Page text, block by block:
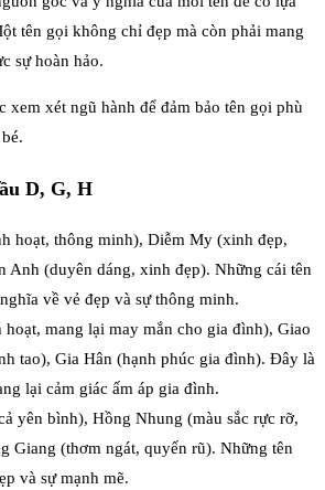
tên gọi không chỉ đẹp mà còn phải mang
sự hoàn hảo.
xem xét ngũ hành để đảm bảo tên gọi phù
D, G, H
hoạt, thông minh), Diễm My (xinh đẹp,
Anh (duyên dáng, xinh đẹp). Những cái tên
về vẻ đẹp và sự thông minh.
mang lại may mắn cho gia đình), Giao
tao), Gia Hân (hạnh phúc gia đình). Đây là
lại cảm giác ấm áp gia đình.
yên bình), Hồng Nhung (màu sắc rực rỡ,
Giang (thơm ngát, quyến rũ). Những tên
và sự mạnh mẽ.